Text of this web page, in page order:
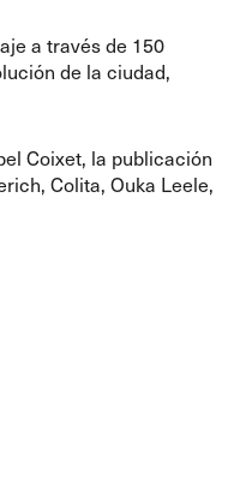
a través de 150
de la ciudad,
Coixet, la publicación
Colita, Ouka Leele,